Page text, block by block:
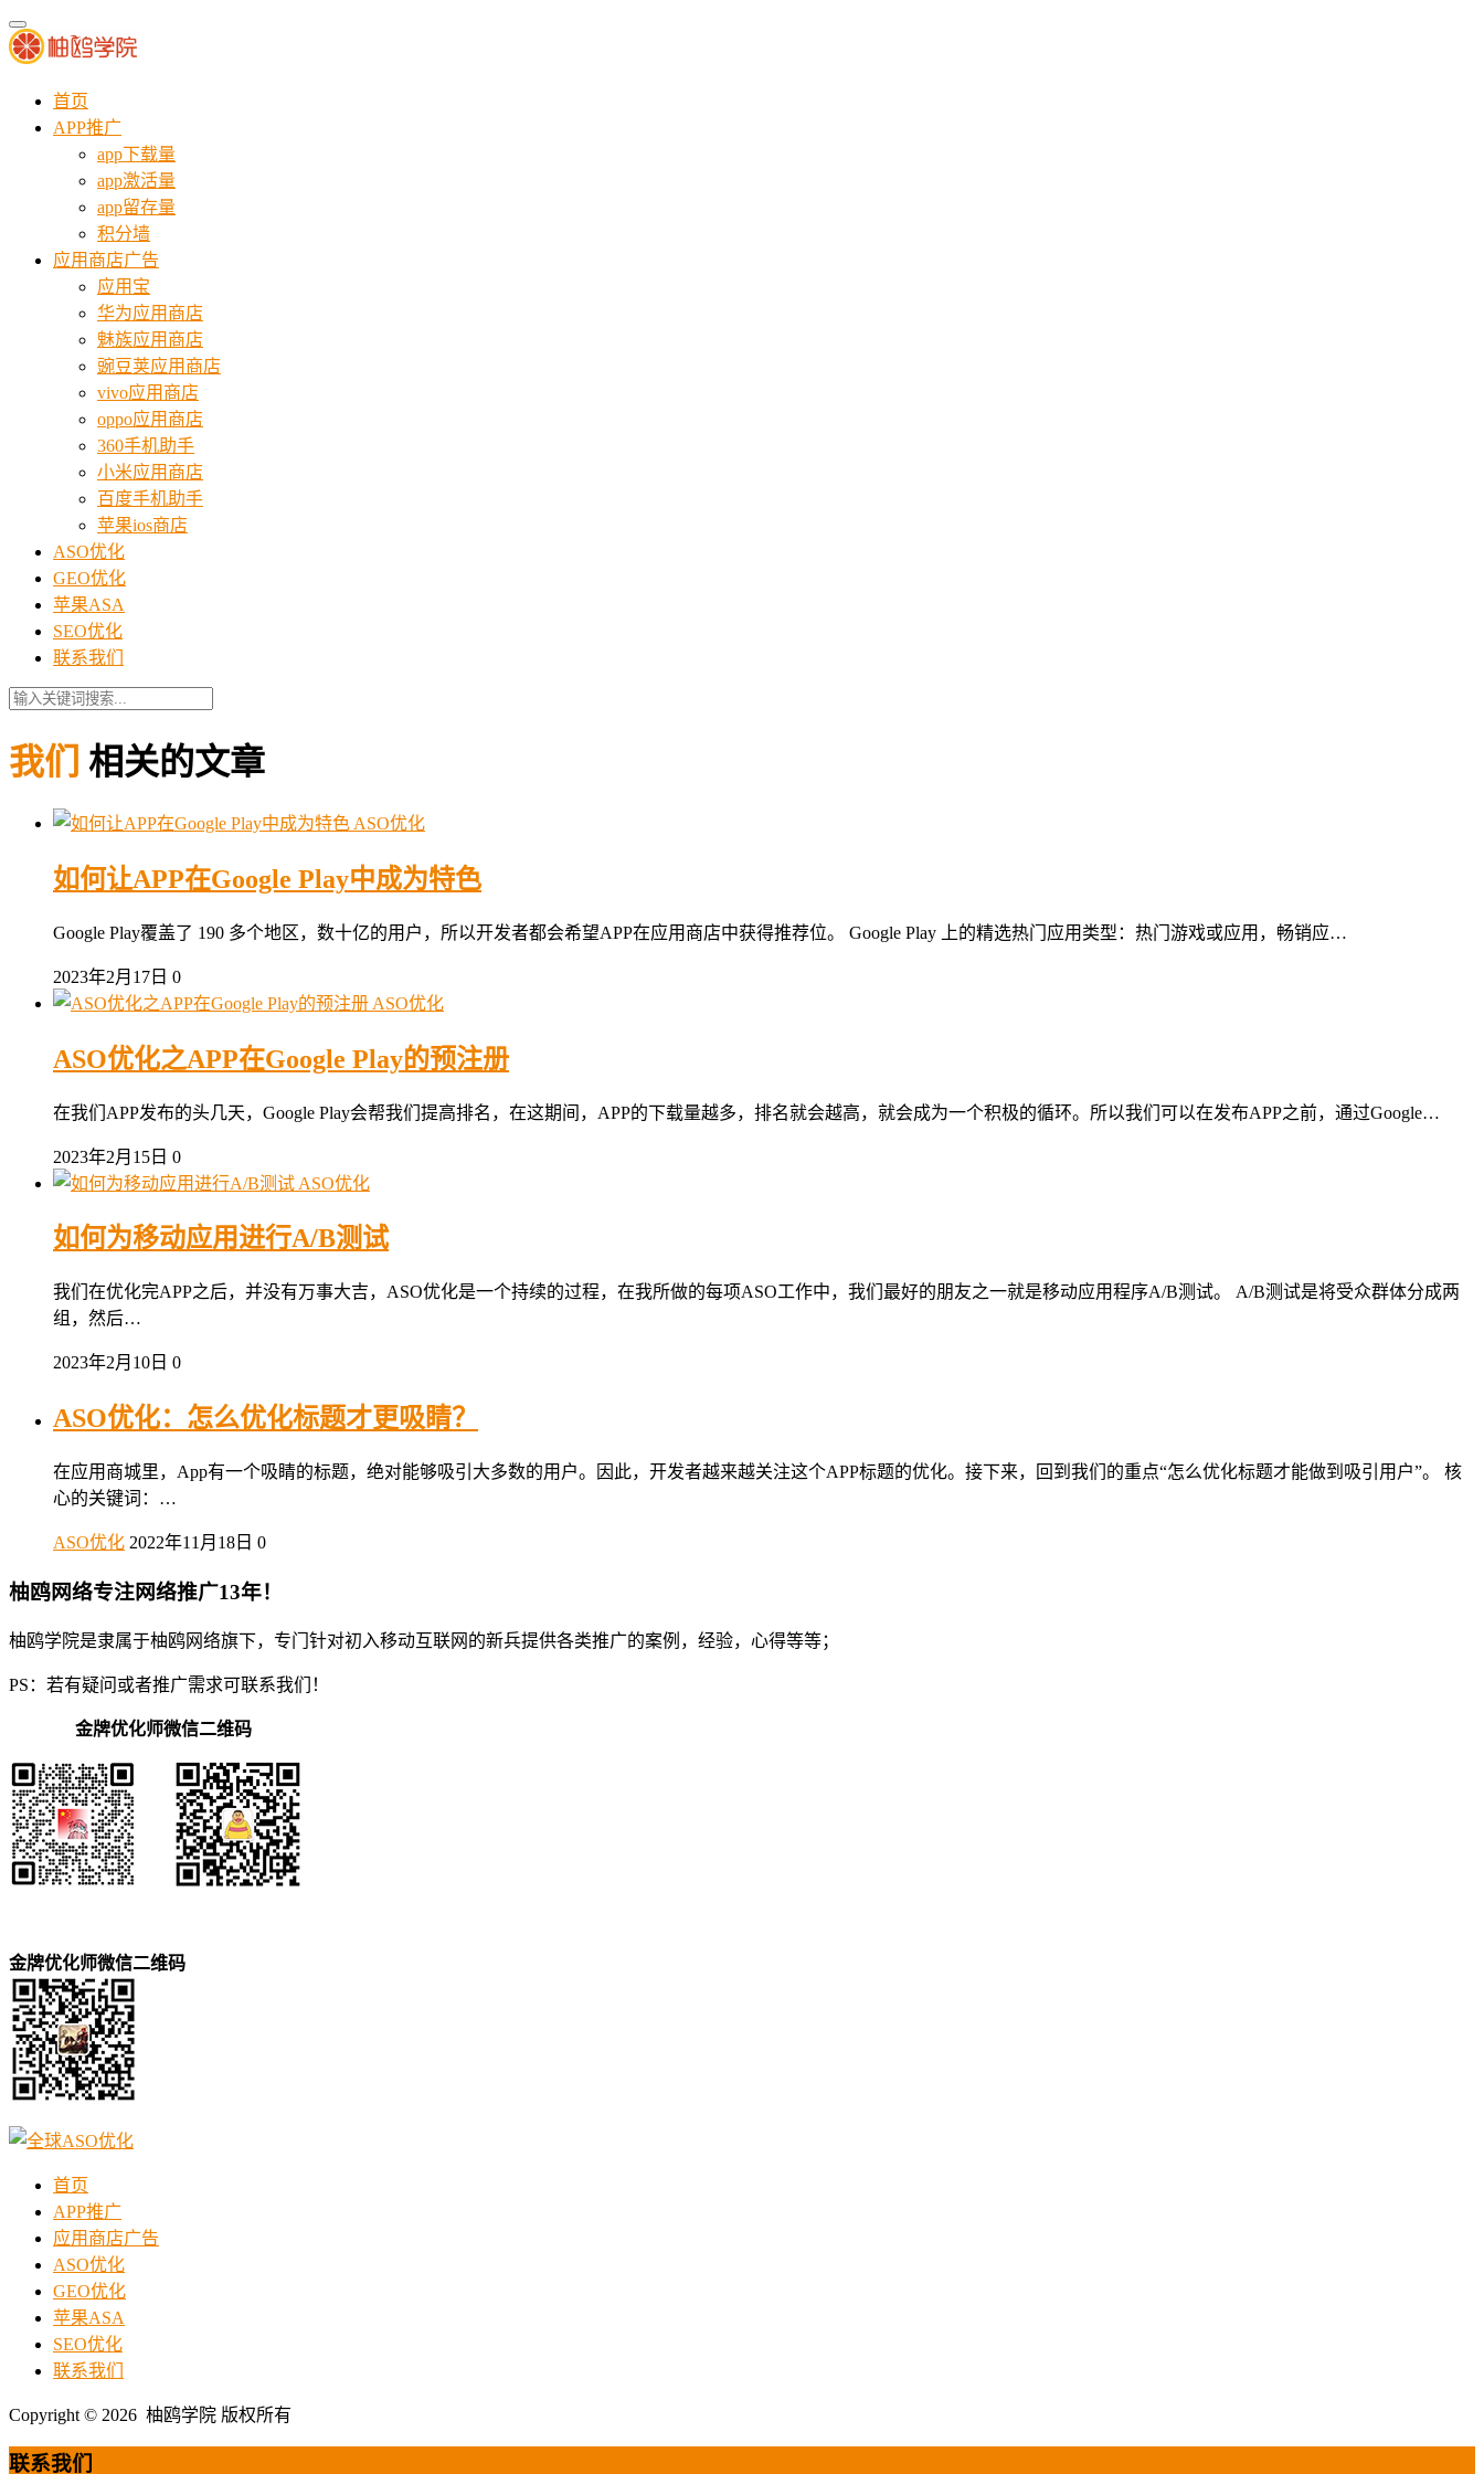
首页
APP推广
app下载量
app激活量
app留存量
积分墙
应用商店广告
应用宝
华为应用商店
魅族应用商店
豌豆荚应用商店
vivo应用商店
oppo应用商店
360手机助手
小米应用商店
百度手机助手
苹果ios商店
ASO优化
GEO优化
苹果ASA
SEO优化
联系我们
我们 相关的文章
ASO优化
如何让APP在Google Play中成为特色
Google Play覆盖了 190 多个地区，数十亿的用户，所以开发者都会希望APP在应用商店中获得推荐位。 Google Play 上的精选热门应用类型：热门游戏或应用，畅销应…
2023年2月17日 0
ASO优化
ASO优化之APP在Google Play的预注册
在我们APP发布的头几天，Google Play会帮我们提高排名，在这期间，APP的下载量越多，排名就会越高，就会成为一个积极的循环。所以我们可以在发布APP之前，通过Google…
2023年2月15日 0
ASO优化
如何为移动应用进行A/B测试
我们在优化完APP之后，并没有万事大吉，ASO优化是一个持续的过程，在我所做的每项ASO工作中，我们最好的朋友之一就是移动应用程序A/B测试。 A/B测试是将受众群体分成两
组，然后…
2023年2月10日 0
ASO优化：怎么优化标题才更吸睛？
在应用商城里，App有一个吸睛的标题，绝对能够吸引大多数的用户。因此，开发者越来越关注这个APP标题的优化。接下来，回到我们的重点“怎么优化标题才能做到吸引用户”。 核
心的关键词：…
ASO优化 2022年11月18日 0
柚鸥网络专注网络推广13年！
柚鸥学院是隶属于柚鸥网络旗下，专门针对初入移动互联网的新兵提供各类推广的案例，经验，心得等等；
PS：若有疑问或者推广需求可联系我们！
金牌优化师微信二维码
金牌优化师微信二维码
首页
APP推广
应用商店广告
ASO优化
GEO优化
苹果ASA
SEO优化
联系我们
Copyright © 2026 柚鸥学院 版权所有
联系我们